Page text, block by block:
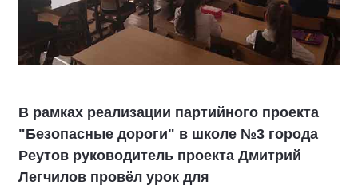
В рамках реализации партийного проекта
"Безопасные дороги" в школе №3 города
Реутов руководитель проекта Дмитрий
Легчилов провёл урок для